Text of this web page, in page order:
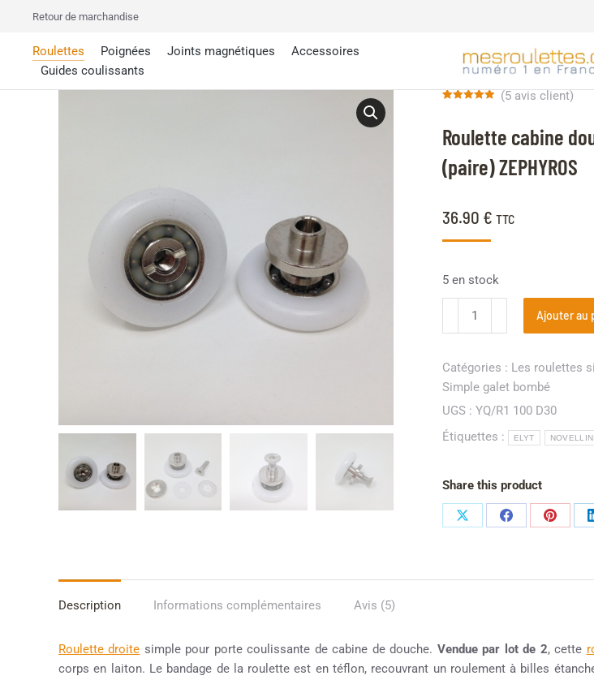
Retour de marchandise
Roulettes Poignées Joints magnétiques
Accessoires
Guides coulissants
Roulette cabine
(paire) ZEPHYROS
36.90 € TTC
sur
notations
(5 avis client)
5 en stock
Ajouter au
Catégories : Les roulettes
Simple galet bombé
UGS : YQ/R1 100 D30
Étiquettes :
ELYT NOVELLINI
Share this product
Description Informations complémentaires Avis (5)
Roulette droite simple pour porte coulissante de cabine de douche. Vendue par lot de 2, cette
corps en laiton. Le bandage de la roulette est en téflon, recouvrant un roulement à billes